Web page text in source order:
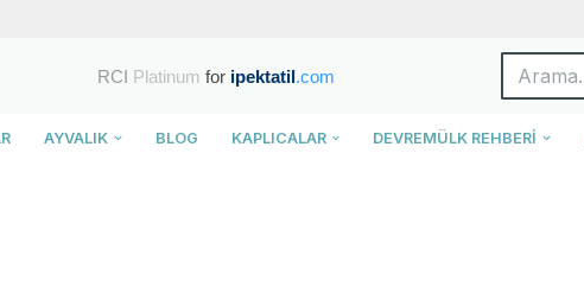
RCI Platinum for ipektatil.com
AYVALIK BLOG KAPLICALAR DEVREMÜLK REHBERI